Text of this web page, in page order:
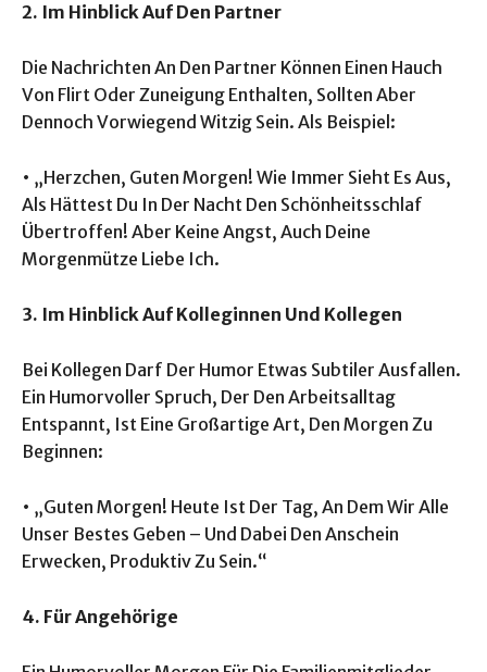
2. Im Hinblick Auf Den Partner
Die Nachrichten An Den Partner Können Einen Hauch
Von Flirt Oder Zuneigung Enthalten, Sollten Aber
Dennoch Vorwiegend Witzig Sein. Als Beispiel:
• „Herzchen, Guten Morgen! Wie Immer Sieht Es Aus,
Als Hättest Du In Der Nacht Den Schönheitsschlaf
Übertroffen! Aber Keine Angst, Auch Deine
Morgenmütze Liebe Ich.
3. Im Hinblick Auf Kolleginnen Und Kollegen
Bei Kollegen Darf Der Humor Etwas Subtiler Ausfallen.
Ein Humorvoller Spruch, Der Den Arbeitsalltag
Entspannt, Ist Eine Großartige Art, Den Morgen Zu
Beginnen:
• „Guten Morgen! Heute Ist Der Tag, An Dem Wir Alle
Unser Bestes Geben – Und Dabei Den Anschein
Erwecken, Produktiv Zu Sein.“
4. Für Angehörige